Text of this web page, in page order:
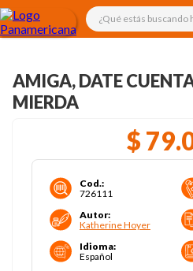
¿Qué estás
AMIGA, DATE
MIERDA
$ 79.
Cod.:
726111
Autor:
Katherine Hoyer
Idioma:
Español